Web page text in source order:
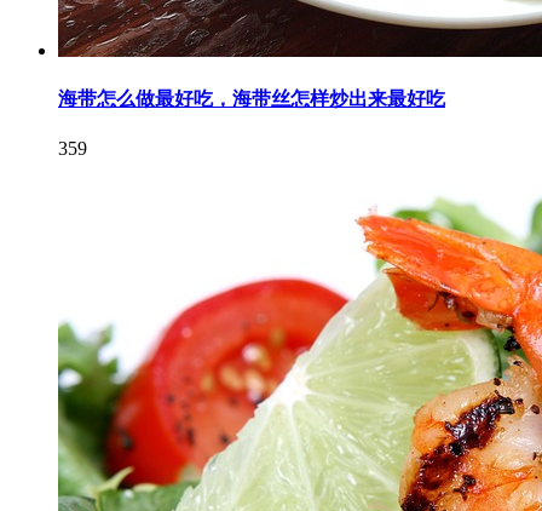
海带怎么做最好吃，海带丝怎样炒出来最好吃
359